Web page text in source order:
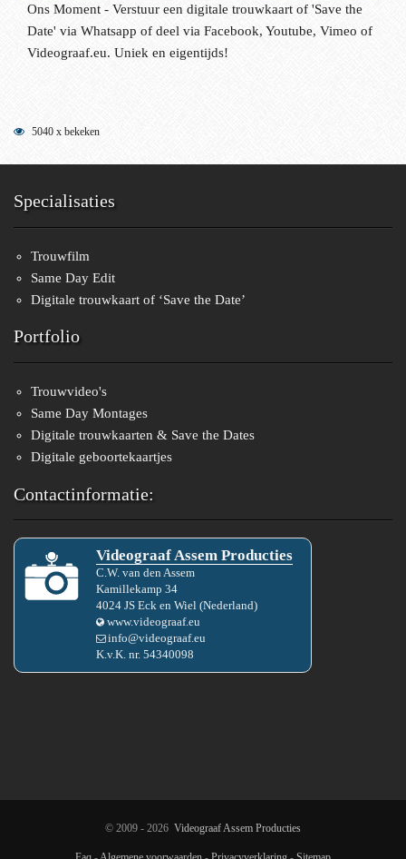
Ons Moment - Verstuur een digitale trouwkaart of 'Save the
Date' via Whatsapp of deel via Facebook, Youtube, Vimeo of
Videograaf.eu. Uniek en eigentijds!
5040 x bekeken
Specialisaties
Trouwfilm
Same Day Edit
Digitale trouwkaart of ‘Save the Date’
Portfolio
Trouwvideo's
Same Day Montages
Digitale trouwkaarten & Save the Dates
Digitale geboortekaartjes
Contactinformatie:
Videograaf Assem Producties
C.W. van den Assem
Kamillekamp 34
4024 JS Eck en Wiel (Nederland)
www.videograaf.eu
info@videograaf.eu
K.v.K. nr. 54340098
© 2009 - 2026 Videograaf Assem Producties